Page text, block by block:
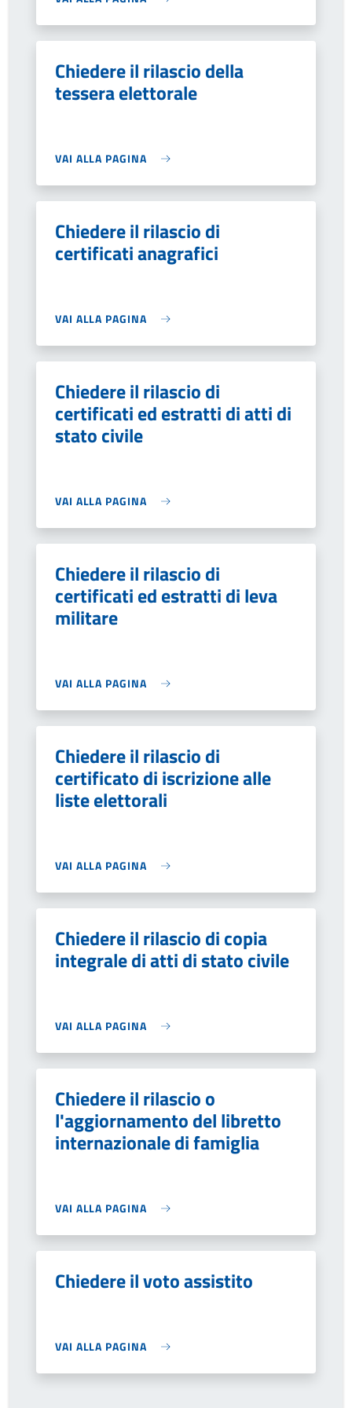
Chiedere il rilascio della
tessera elettorale
VAI ALLA PAGINA
Chiedere il rilascio di
certificati anagrafici
VAI ALLA PAGINA
Chiedere il rilascio di
certificati ed estratti di atti di
stato civile
VAI ALLA PAGINA
Chiedere il rilascio di
certificati ed estratti di leva
militare
VAI ALLA PAGINA
Chiedere il rilascio di
certificato di iscrizione alle
liste elettorali
VAI ALLA PAGINA
Chiedere il rilascio di copia
integrale di atti di stato civile
VAI ALLA PAGINA
Chiedere il rilascio o
l'aggiornamento del libretto
internazionale di famiglia
VAI ALLA PAGINA
Chiedere il voto assistito
VAI ALLA PAGINA